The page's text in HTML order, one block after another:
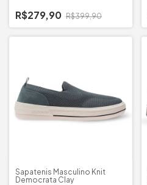
R$279,90 R$399,90
Sapatenis Masculino Knit
Democrata Clay